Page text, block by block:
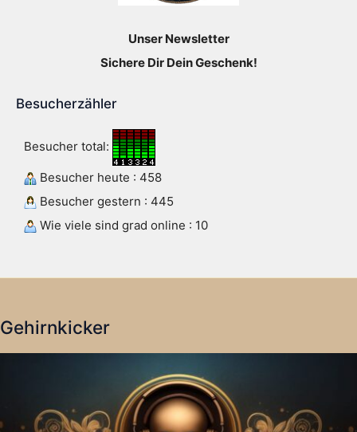
Unser Newsletter
Sichere Dir Dein Geschenk!
Besucherzähler
Besucher total:
Besucher heute : 458
Besucher gestern : 445
Wie viele sind grad online : 10
Gehirnkicker